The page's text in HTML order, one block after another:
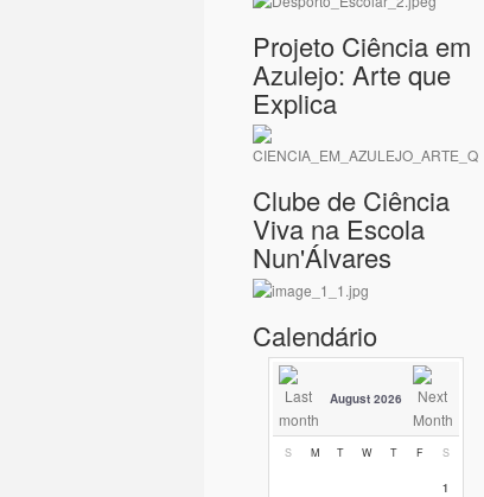
Projeto Ciência em
Azulejo: Arte que
Explica
Clube de Ciência
Viva na Escola
Nun'Álvares
Calendário
August 2026
S M T W T F S
1